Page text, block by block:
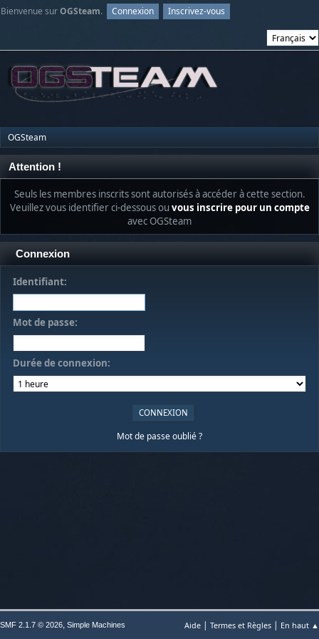
Bienvenue surOGSteam. Connexion Inscrivez-vous
OGSteam
Attention !
Seuls les membres inscrits sont autorisés à accéder à cette section.
Veuillez vous identifier ci-dessous ou vous inscrire pour un compte
avec OGSteam
Connexion
Identifiant:
Mot de passe:
Durée de connexion:
Mot de passe oublié ?
Aide | Termes et Règles | En haut ▲
SMF 2.1.7 © 2026, Simple Machines